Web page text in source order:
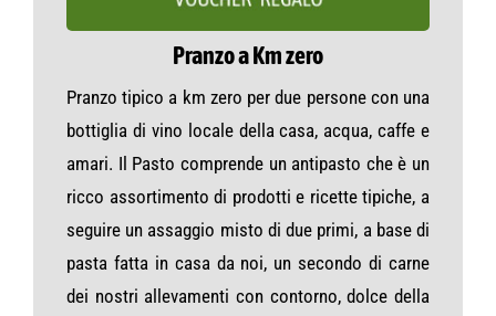
Pranzo a Km zero
Pranzo tipico a km zero per due persone con una
bottiglia di vino locale della casa, acqua, caffe e
amari. Il Pasto comprende un antipasto che è un
ricco assortimento di prodotti e ricette tipiche, a
seguire un assaggio misto di due primi, a base di
pasta fatta in casa da noi, un secondo di carne
dei nostri allevamenti con contorno, dolce della